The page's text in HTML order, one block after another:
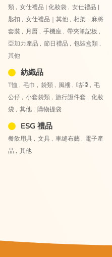
類 , 女仕禮品 | 化妝袋 , 女仕禮品 |
匙扣 , 女仕禮品｜其他 , 相架 , 麻將
套裝 , 月曆 , 手機座 , 帶夾筆記板 ,
亞加力產品 , 節日禮品 , 包裝盒類 ,
其他
紡織品
T恤 , 毛巾 , 袋類 , 風褸 , 咕𠱸 , 毛
公仔 , 小套袋類 , 旅行證件套 , 化妝
袋 , 其他 , 購物提袋
ESG 禮品
餐飲用具 , 文具 , 車縫布藝 , 電子產
品 , 其他